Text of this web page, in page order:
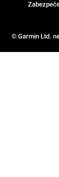
© Garmin Ltd.